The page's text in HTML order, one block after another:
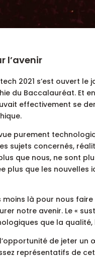
l’avenir
2021 s’est ouvert
du Baccalauréat. Et
effectivement se
purement
sujets concernés,
que nous, ne sont
plus que les nouvelles
moins là pour nous
notre avenir. Le «
que la
l’opportunité de jeter
représentatifs de